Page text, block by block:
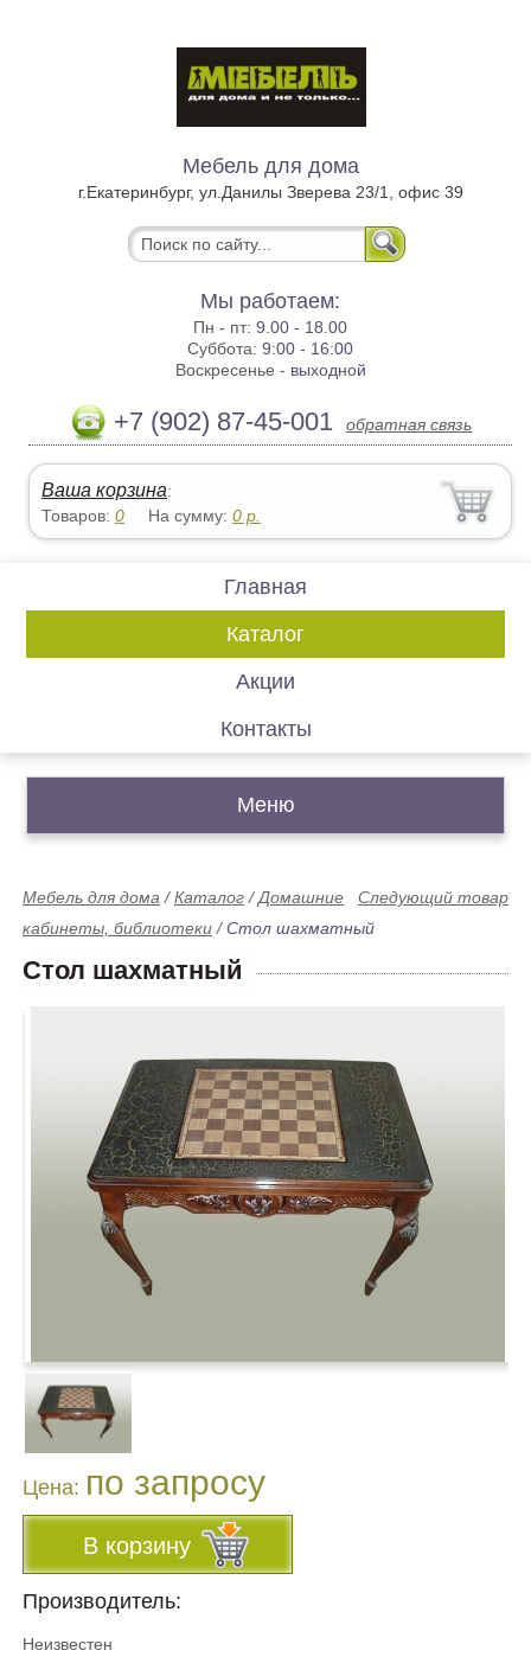
Мебель для дома
г.Екатеринбург, ул.Данилы Зверева 23/1, офис 39
Мы работаем:
Пн - пт:9.00 - 18.00
Суббота:9:00 - 16:00
Воскресенье - выходной
+7 (902) 87-45-001 обратная связь
Ваша корзина:
Товаров:0 На сумму:0 р.
Главная
Каталог
Акции
Контакты
Меню
Следующий товар
Мебель для дома /Каталог /Домашние
кабинеты, библиотеки /Стол шахматный
Стол шахматный
Цена: по запросу
В корзину
Производитель:
Неизвестен